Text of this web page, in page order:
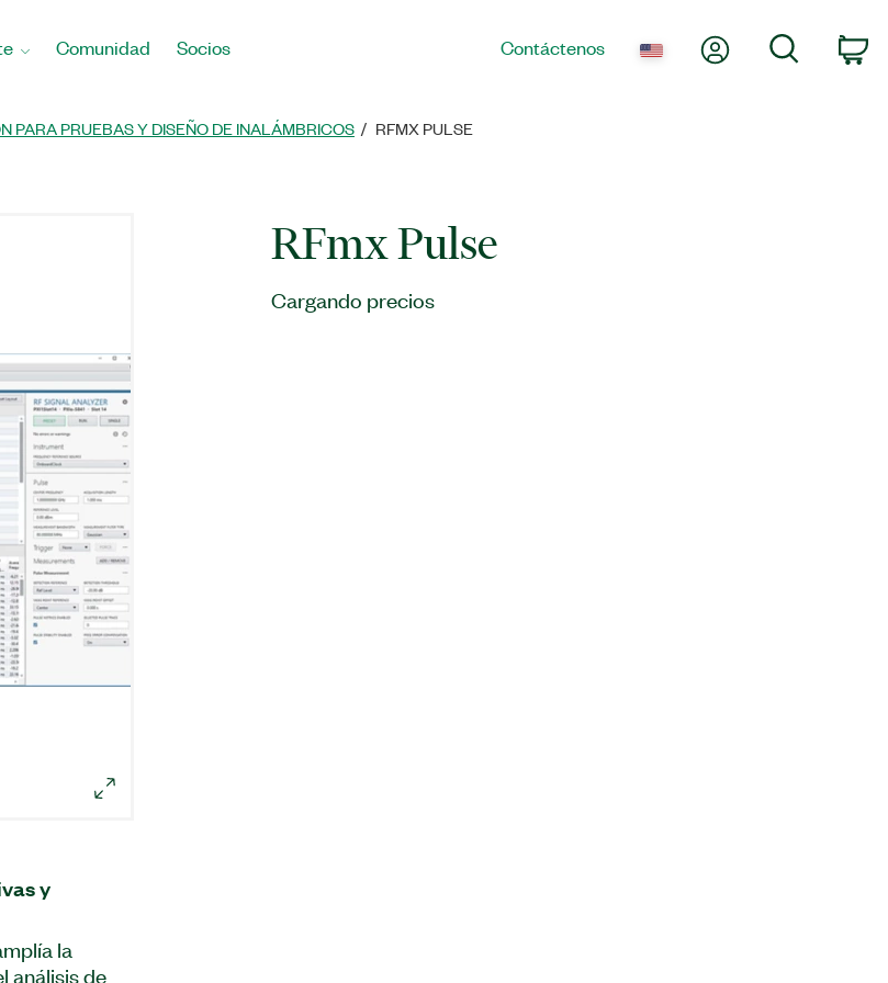
Comunidad Socios Contáctenos Mi cuenta Búsqueda
PARA PRUEBAS Y DISEÑO DE INALÁMBRICOS RFMX PULSE
RFmx Pulse
Cargando precios
y
la
análisis de